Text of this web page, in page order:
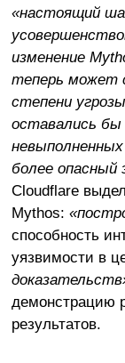
«настоящий
изменение
теперь может
степени
оставались бы
более опасный
Cloudflare
Mythos:
способность
уязвимости в
демонстрацию
результатов.